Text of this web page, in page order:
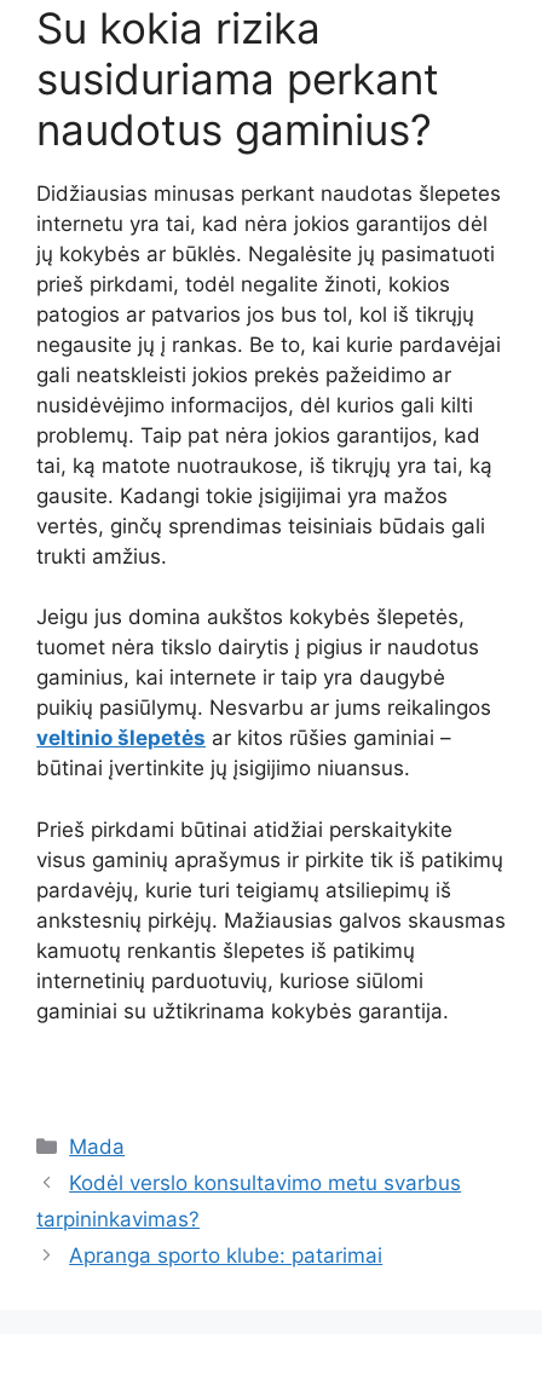
Su kokia rizika
susiduriama perkant
naudotus gaminius?
Didžiausias minusas perkant naudotas šlepetes
internetu yra tai, kad nėra jokios garantijos dėl
jų kokybės ar būklės. Negalėsite jų pasimatuoti
prieš pirkdami, todėl negalite žinoti, kokios
patogios ar patvarios jos bus tol, kol iš tikrųjų
negausite jų į rankas. Be to, kai kurie pardavėjai
gali neatskleisti jokios prekės pažeidimo ar
nusidėvėjimo informacijos, dėl kurios gali kilti
problemų. Taip pat nėra jokios garantijos, kad
tai, ką matote nuotraukose, iš tikrųjų yra tai, ką
gausite. Kadangi tokie įsigijimai yra mažos
vertės, ginčų sprendimas teisiniais būdais gali
trukti amžius.
Jeigu jus domina aukštos kokybės šlepetės,
tuomet nėra tikslo dairytis į pigius ir naudotus
gaminius, kai internete ir taip yra daugybė
puikių pasiūlymų. Nesvarbu ar jums reikalingos
veltinio šlepetės ar kitos rūšies gaminiai –
būtinai įvertinkite jų įsigijimo niuansus.
Prieš pirkdami būtinai atidžiai perskaitykite
visus gaminių aprašymus ir pirkite tik iš patikimų
pardavėjų, kurie turi teigiamų atsiliepimų iš
ankstesnių pirkėjų. Mažiausias galvos skausmas
kamuotų renkantis šlepetes iš patikimų
internetinių parduotuvių, kuriose siūlomi
gaminiai su užtikrinama kokybės garantija.
Kategorijos
Mada
Kodėl verslo konsultavimo metu svarbus
tarpininkavimas?
Apranga sporto klube: patarimai